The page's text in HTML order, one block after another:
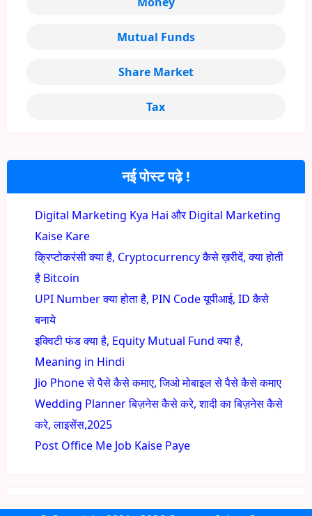
नई पोस्ट पढ़े !
Digital Marketing Kya Hai और Digital Marketing
Kaise Kare
क्रिप्टोकरंसी क्या है, Cryptocurrency कैसे ख़रीदें, क्या होती
है Bitcoin
UPI Number क्या होता है, PIN Code यूपीआई, ID कैसे
बनाये
इक्विटी फंड क्या है, Equity Mutual Fund क्या है,
Meaning in Hindi
Jio Phone से पैसे कैसे कमाए, जिओ मोबाइल से पैसे कैसे कमाए
Wedding Planner बिज़नेस कैसे करे, शादी का बिज़नेस कैसे
करे, लाइसेंस,2025
Post Office Me Job Kaise Paye
Mutual Funds
Share Market
Tax